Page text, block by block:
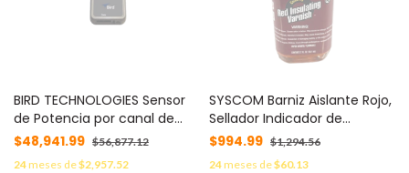
BIRD TECHNOLOGIES Sensor
de Potencia por canal de
banda ancha, 100-1000 MHz.
4042-1-430
$48,941.99 $56,877.12
24meses de$2,957.52
SYSCOM Barniz Aislante Rojo,
Sellador Indicador de
Posición de Ajuste y Anti-
vibración MOD: 51P3574
$994.99 $1,294.56
24meses de$60.13